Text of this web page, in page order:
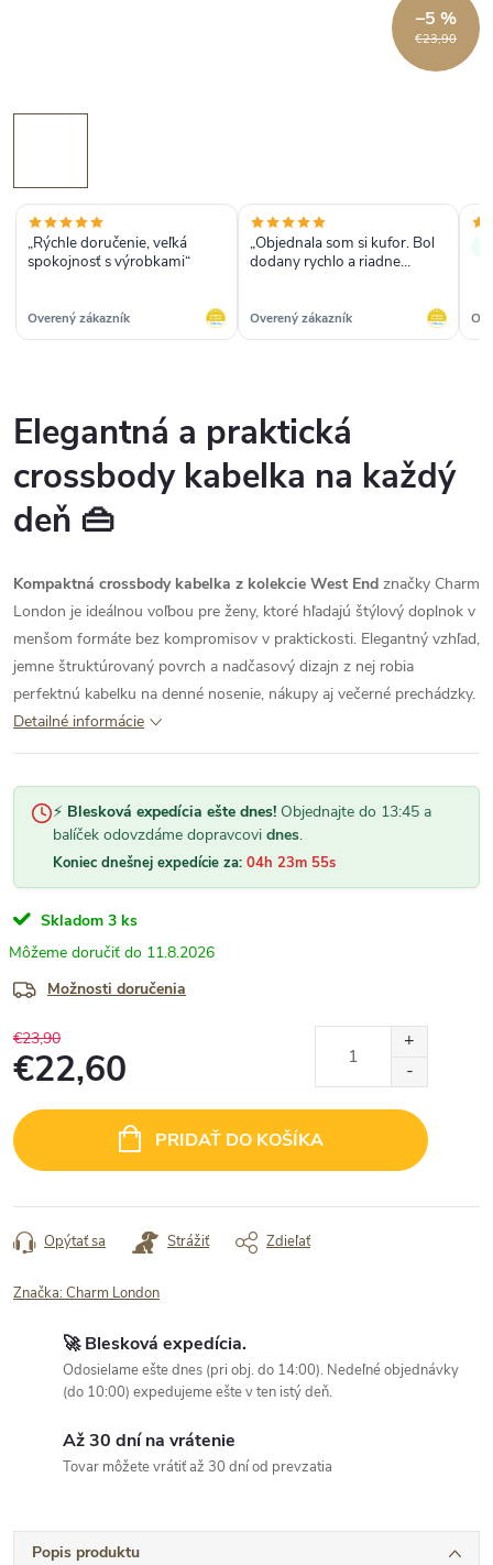
€23,90
–5 %
„Rýchle doručenie, veľká
spokojnosť s výrobkami“
Overený zákazník
„Objednala som si kufor. Bol
dodany rychlo a riadne
som spokojna.“
Overený zákazník
Elegantná a praktická
crossbody kabelka na každý
deň 👜
Kompaktná crossbody kabelka z kolekcie West End značky Charm
London je ideálnou voľbou pre ženy, ktoré hľadajú štýlový doplnok v
menšom formáte bez kompromisov v praktickosti. Elegantný vzhľad,
jemne štruktúrovaný povrch a nadčasový dizajn z nej robia
perfektnú kabelku na denné nosenie, nákupy aj večerné prechádzky.
Detailné informácie
⚡ Blesková expedícia ešte dnes! Objednajte do 13:45 a
balíček odovzdáme dopravcovi dnes.
Koniec dnešnej expedície za: 04h 23m 54s
Skladom 3 ks
11.8.2026
Možnosti doručenia
€23,90
€22,60
cena:
PRIDAŤ DO KOŠÍKA
Opýtať sa Strážiť Zdieľať
Značka:Charm London
🚀 Blesková expedícia.
Odosielame ešte dnes (pri obj. do 14:00). Nedeľné objednávky
(do 10:00) expedujeme ešte v ten istý deň.
Až 30 dní na vrátenie
Tovar môžete vrátiť až 30 dní od prevzatia
Popis produktu